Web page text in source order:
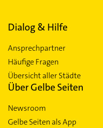
Dialog & Hilfe
Ansprechpartner
Häufige Fragen
Übersicht aller Städte
Über Gelbe Seiten
Newsroom
Gelbe Seiten als App